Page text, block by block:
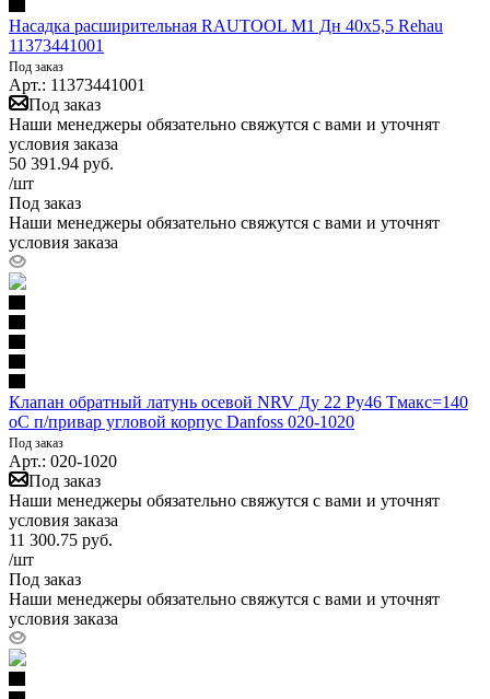
Насадка расширительная RAUTOOL M1 Дн 40х5,5 Rehau
11373441001
Под заказ
Арт.: 11373441001
Под заказ
Наши менеджеры обязательно свяжутся с вами и уточнят
условия заказа
50 391.94 руб.
/шт
Под заказ
Наши менеджеры обязательно свяжутся с вами и уточнят
условия заказа
Клапан обратный латунь осевой NRV Ду 22 Ру46 Тмакс=140
оС п/привар угловой корпус Danfoss 020-1020
Под заказ
Арт.: 020-1020
Под заказ
Наши менеджеры обязательно свяжутся с вами и уточнят
условия заказа
11 300.75 руб.
/шт
Под заказ
Наши менеджеры обязательно свяжутся с вами и уточнят
условия заказа